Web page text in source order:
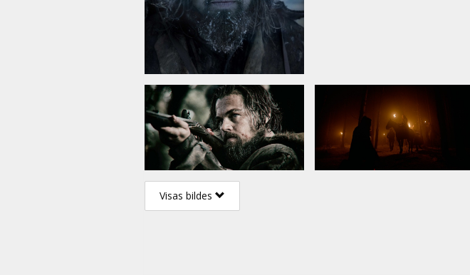
Visas bildes